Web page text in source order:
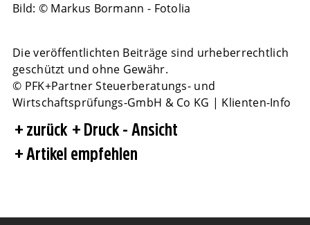
Bild: © Markus Bormann - Fotolia
Die veröffentlichten Beiträge sind urheberrechtlich
geschützt und ohne Gewähr.
© PFK+Partner Steuerberatungs- und
Wirtschaftsprüfungs-GmbH & Co KG | Klienten-Info
zurück
Druck - Ansicht
Artikel empfehlen